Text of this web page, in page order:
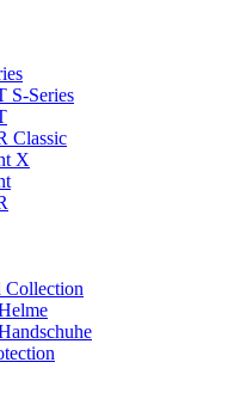
S-Series
Classic
X
Collection